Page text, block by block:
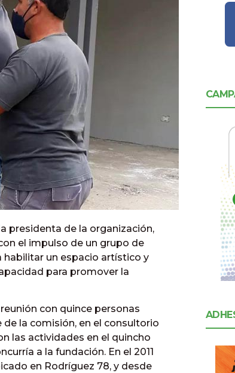
presidenta de la organización,
el impulso de un grupo de
un espacio artístico y
para promover la
con quince personas
la comisión, en el consultorio
las actividades en el quincho
a la fundación. En el 2011
en Rodríguez 78, y desde